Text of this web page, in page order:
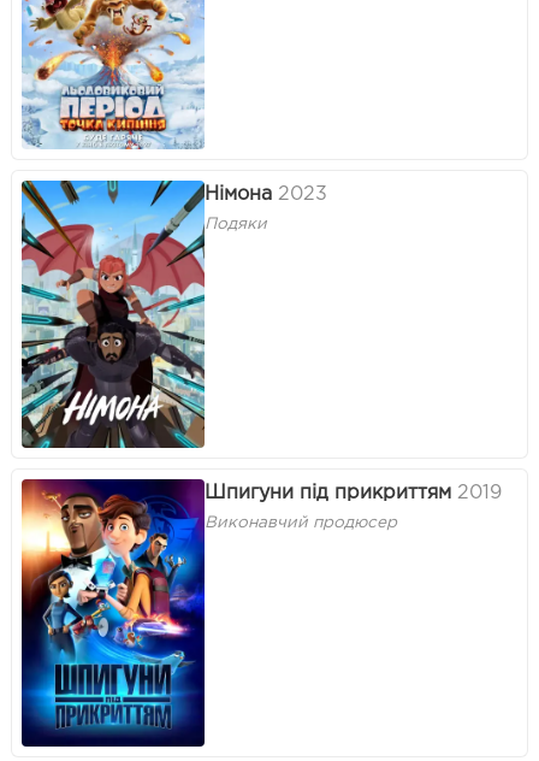
Німона 2023
Подяки
Шпигуни під прикриттям 2019
Виконавчий продюсер